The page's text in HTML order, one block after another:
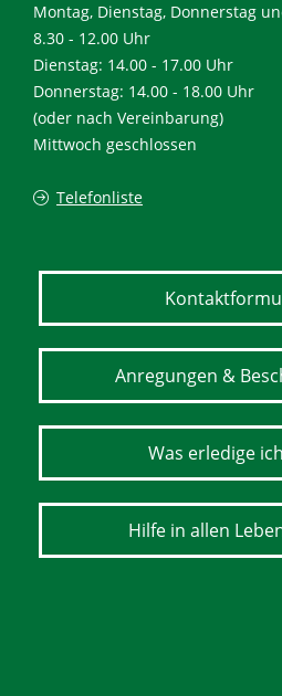
Montag, Dienstag, Donnerstag
8.30 - 12.00 Uhr
Dienstag: 14.00 - 17.00 Uhr
Donnerstag: 14.00 - 18.00 Uhr
(oder nach Vereinbarung)
Mittwoch geschlossen
Telefonliste
Anregungen &
Was erledige
Hilfe in allen